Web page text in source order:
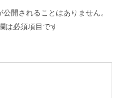
公開されることはありません。
は必須項目です